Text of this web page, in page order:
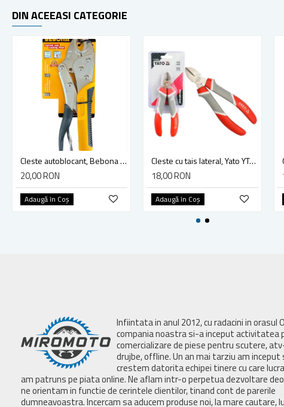
DIN ACEEASI CATEGORIE
Cleste autoblocant, Bebona HT21010, 250 mm
20,00 RON
Adaugă în Coş
Cleste cu tais lateral, Yato YT-2036 , 160 mm
18,00 RON
Adaugă în Coş
Infiintata in anul 2012, cu radacini in orasul
compania noastra si-a inceput activitatea
comercializare de piese pentru scutere,
drujbe, offline. Un an mai tarziu am inceput
crestem datorita echipei tinere cu care
am patruns pe piata online. Ne aflam intr-o perpetua dezvoltare
ne orientam in functie de cerintele clientilor, tinand cont de parerile
dumneavoastra. Incercam sa aducem produse noi, la mare cautare,